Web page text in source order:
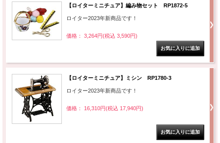
【ロイターミニチュア】編み物セット RP1872-5
ロイター2023年新商品です！
価格： 3,264円(税込 3,590円)
【ロイターミニチュア】ミシン RP1780-3
ロイター2023年新商品です！
価格： 16,310円(税込 17,940円)